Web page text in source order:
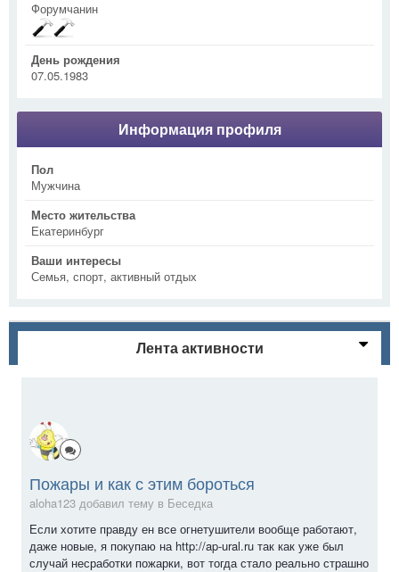
Форумчанин
День рождения
07.05.1983
Информация профиля
Пол
Мужчина
Место жительства
Екатеринбург
Ваши интересы
Семья, спорт, активный отдых
Лента активности
Пожары и как с этим бороться
aloha123 добавил тему в Беседка
Если хотите правду ен все огнетушители вообще работают,
даже новые, я покупаю на http://ap-ural.ru так как уже был
случай несработки пожарки, вот тогда стало реально страшно